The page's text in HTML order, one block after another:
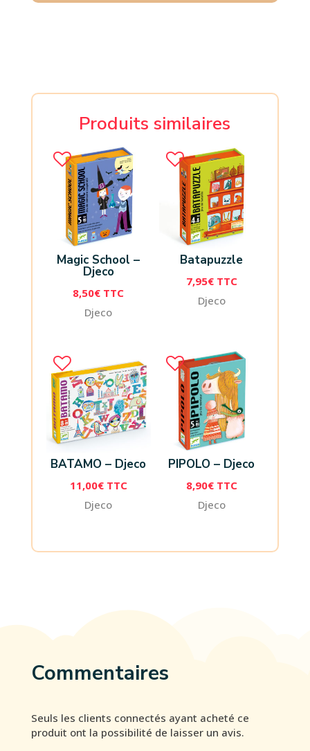
Produits similaires
Magic School –
Djeco
8,50€ TTC
Djeco
Batapuzzle
7,95€ TTC
Djeco
BATAMO – Djeco
11,00€ TTC
Djeco
PIPOLO – Djeco
8,90€ TTC
Djeco
Commentaires
Seuls les clients connectés ayant acheté ce
produit ont la possibilité de laisser un avis.